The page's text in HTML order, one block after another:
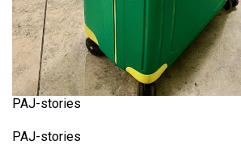
PAJ-stories
PAJ-stories